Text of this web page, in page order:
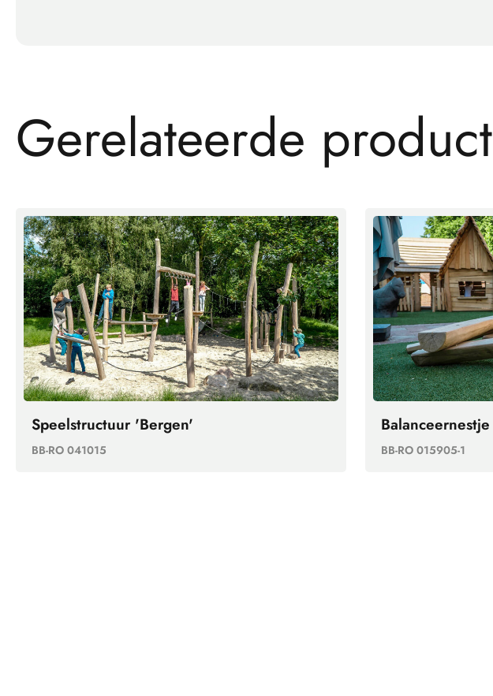
Gerelateerde product
Speelstructuur 'Bergen'
BB-RO 041015
Balanceernestje
BB-RO 015905-1